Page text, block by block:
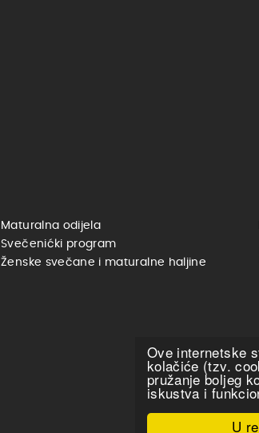
U
Ove internetske
kolačiće (tzv.
pružanje boljeg
iskustva i
Maturalna odijela
Svečenićki program
Ženske svečane i maturalne haljine